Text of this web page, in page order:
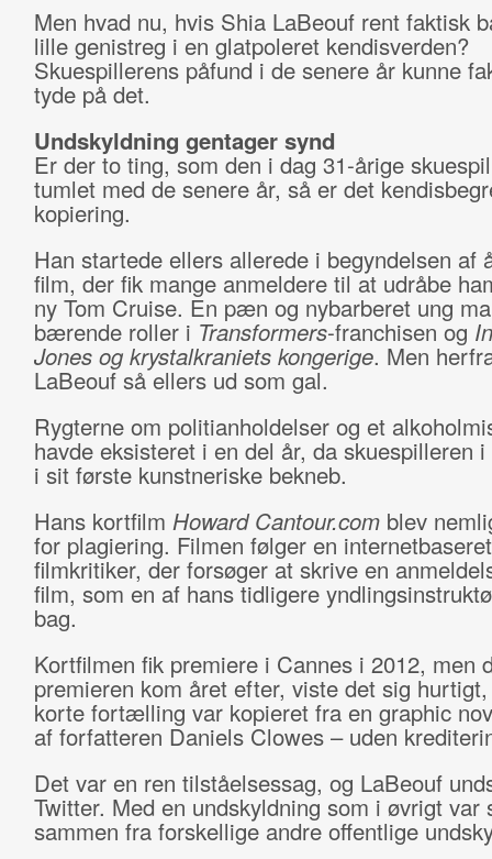
Men hvad nu, hvis Shia LaBeouf rent faktisk
lille genistreg i en glatpoleret kendisverden?
Skuespillerens påfund i de senere år kunne
tyde på det.
Undskyldning gentager synd
Er der to ting, som den i dag 31-årige
tumlet med de senere år, så er det
kopiering.
Han startede ellers allerede i begyndelsen af
film, der fik mange anmeldere til at udråbe
ny Tom Cruise. En pæn og nybarberet ung
bærende roller i Transformers-franchisen og
Jones og krystalkraniets kongerige. Men
LaBeouf så ellers ud som gal.
Rygterne om politianholdelser og et
havde eksisteret i en del år, da skuespilleren
i sit første kunstneriske bekneb.
Hans kortfilm Howard Cantour.comblev
for plagiering. Filmen følger en internetbaseret
filmkritiker, der forsøger at skrive en
film, som en af hans tidligere
bag.
Kortfilmen fik premiere i Cannes i 2012, men
premieren kom året efter, viste det sig
korte fortælling var kopieret fra en graphic
af forfatteren Daniels Clowes – uden
Det var en ren tilståelsessag, og LaBeouf
Twitter. Med en undskyldning som i øvrigt var
sammen fra forskellige andre offentlige